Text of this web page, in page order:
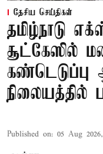
தேசிய செய்திகள்
தமிழ்நாடு
சூட்கேஸில்
கண்டெடுப்பு
நிலையத்தில்
Published on: 05 Aug